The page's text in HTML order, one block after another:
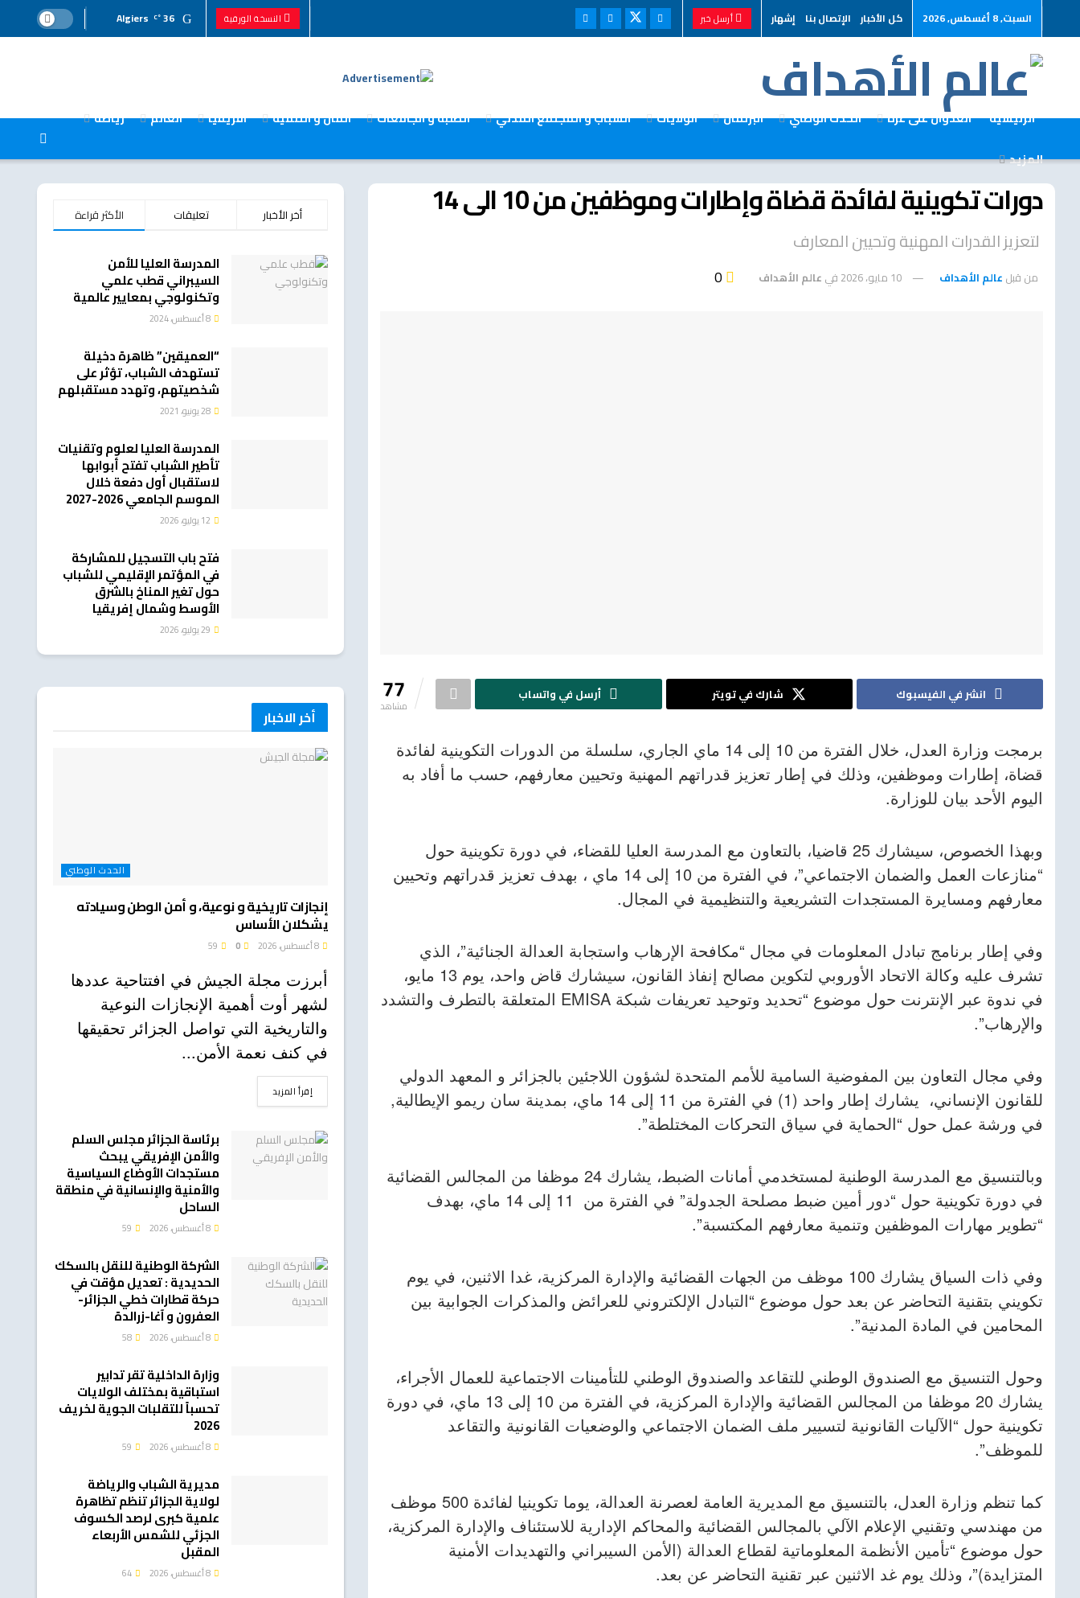
السبت, 8 أغسطس, 2026 كل الأخبار الإتصال بنا إشهار أرسل خبر النسخة الورقية 36
°C
Algiers
الرئيسية العدوان على غزة الحدث الوطني البرلمان الولايات الشباب و المجتمع المدني الطلبة و الجامعات المال و التنمية افريقيا العالم
رياضة
المزيد
دورات تكوينية لفائدة قضاة وإطارات وموظفين من 10 الى 14
لتعزيز القدرات المهنية وتحيين المعارف
من قبل عالم الأهداف 10 مايو، 2026 في عالم الأهداف
77
مشاهد
انشر في الفيسبوك شارك في تويتر أرسل في واتساب
برمجت وزارة العدل، خلال الفترة من 10 إلى 14 ماي الجاري، سلسلة من الدورات التكوينية لفائدة
قضاة، إطارات وموظفين، وذلك في إطار تعزيز قدراتهم المهنية وتحيين معارفهم، حسب ما أفاد به
اليوم الأحد بيان للوزارة.
وبهذا الخصوص، سيشارك 25 قاضيا، بالتعاون مع المدرسة العليا للقضاء، في دورة تكوينية حول
“منازعات العمل والضمان الاجتماعي”، في الفترة من 10 إلى 14 ماي ، بهدف تعزيز قدراتهم وتحيين
معارفهم ومسايرة المستجدات التشريعية والتنظيمية في المجال.
وفي إطار برنامج تبادل المعلومات في مجال “مكافحة الإرهاب واستجابة العدالة الجنائية”، الذي
تشرف عليه وكالة الاتحاد الأوروبي لتكوين مصالح إنفاذ القانون، سيشارك قاض واحد، يوم 13 مايو،
في ندوة عبر الإنترنت حول موضوع “تحديد وتوحيد تعريفات شبكة EMISA المتعلقة بالتطرف والتشدد
والإرهاب”.
وفي مجال التعاون بين المفوضية السامية للأمم المتحدة لشؤون اللاجئين بالجزائر و المعهد الدولي
للقانون الإنساني، يشارك إطار واحد (1) في الفترة من 11 إلى 14 ماي، بمدينة سان ريمو الإيطالية,
في ورشة عمل حول “الحماية في سياق التحركات المختلطة”.
وبالتنسيق مع المدرسة الوطنية لمستخدمي أمانات الضبط، يشارك 24 موظفا من المجالس القضائية
في دورة تكوينية حول “دور أمين ضبط مصلحة الجدولة” في الفترة من 11 إلى 14 ماي، بهدف
“تطوير مهارات الموظفين وتنمية معارفهم المكتسبة”.
وفي ذات السياق يشارك 100 موظف من الجهات القضائية والإدارة المركزية، غدا الاثنين، في يوم
تكويني بتقنية التحاضر عن بعد حول موضوع “التبادل الإلكتروني للعرائض والمذكرات الجوابية بين
المحامين في المادة المدنية”.
وحول التنسيق مع الصندوق الوطني للتقاعد والصندوق الوطني للتأمينات الاجتماعية للعمال الأجراء،
يشارك 20 موظفا من المجالس القضائية والإدارة المركزية، في الفترة من 10 إلى 13 ماي، في دورة
تكوينية حول “الآليات القانونية لتسيير ملف الضمان الاجتماعي والوضعيات القانونية والتقاعد
للموظف”.
كما تنظم وزارة العدل، بالتنسيق مع المديرية العامة لعصرنة العدالة، يوما تكوينيا لفائدة 500 موظف
من مهندسي وتقنيي الإعلام الآلي بالمجالس القضائية والمحاكم الإدارية للاستئناف والإدارة المركزية،
حول موضوع “تأمين الأنظمة المعلوماتية لقطاع العدالة (الأمن السيبراني والتهديدات الأمنية
المتزايدة)”، وذلك يوم غد الاثنين عبر تقنية التحاضر عن بعد.
الأكثر قراءة تعليقات أخر الأخبار
المدرسة العليا للأمن
السيبراني قطب علمي
وتكنولوجي بمعايير عالمية
“العميقين” ظاهرة دخيلة
تستهدف الشباب، تؤثر على
شخصيتهم، وتهدد مستقبلهم
المدرسة العليا لعلوم وتقنيات
تأطير الشباب تفتح أبوابها
لاستقبال أول دفعة خلال
الموسم الجامعي 2026-2027
فتح باب التسجيل للمشاركة
في المؤتمر الإقليمي للشباب
حول تغير المناخ بالشرق
الأوسط وشمال إفريقيا
أخر الاخبار
الحدث الوطني
إنجازات تاريخية و نوعية، و أمن الوطن وسيادته
يشكلان الأساس
أبرزت مجلة الجيش في افتتاحية عددها
لشهر أوت أهمية الإنجازات النوعية
والتاريخية التي تواصل الجزائر تحقيقها
في كنف نعمة الأمن...
إقرأ المزيدDETAILS
برئاسة الجزائر مجلس السلم
والأمن الإفريقي يبحث
مستجدات الأوضاع السياسية
والأمنية والإنسانية في منطقة
الساحل
الشركة الوطنية للنقل بالسكك
الحديدية : تعديل مؤقت في
حركة قطارات خطي الجزائر-
العفرون و آغا-زرالدة
وزارة الداخلية تقر تدابير
استباقية بمختلف الولايات
تحسباً للتقلبات الجوية لخريف
2026
مديرية الشباب والرياضة
لولاية الجزائر تنظم تظاهرة
علمية كبرى لرصد الكسوف
الجزئي للشمس الأربعاء
المقبل